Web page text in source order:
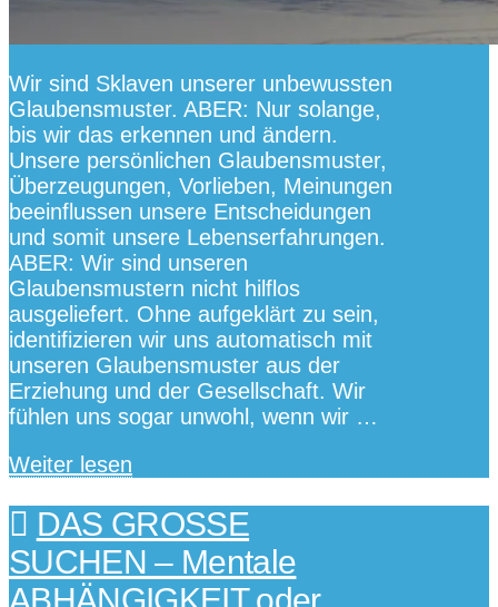
Wir sind Sklaven unserer unbewussten
Glaubensmuster. ABER: Nur solange,
bis wir das erkennen und ändern.
Unsere persönlichen Glaubensmuster,
Überzeugungen, Vorlieben, Meinungen
beeinflussen unsere Entscheidungen
und somit unsere Lebenserfahrungen.
ABER: Wir sind unseren
Glaubensmustern nicht hilflos
ausgeliefert. Ohne aufgeklärt zu sein,
identifizieren wir uns automatisch mit
unseren Glaubensmuster aus der
Erziehung und der Gesellschaft. Wir
fühlen uns sogar unwohl, wenn wir …
Weiter lesen
DAS GROSSE
SUCHEN – Mentale